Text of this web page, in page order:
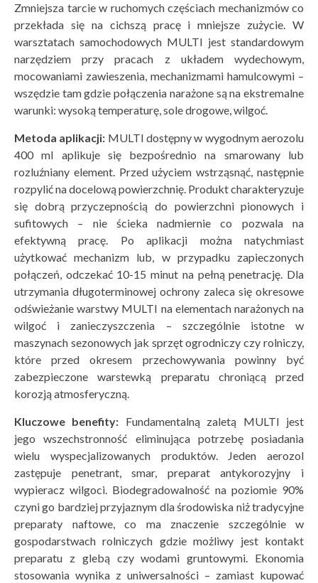
Zmniejsza tarcie w ruchomych częściach mechanizmów co
przekłada się na cichszą pracę i mniejsze zużycie. W
warsztatach samochodowych MULTI jest standardowym
narzędziem przy pracach z układem wydechowym,
mocowaniami zawieszenia, mechanizmami hamulcowymi –
wszędzie tam gdzie połączenia narażone są na ekstremalne
warunki: wysoką temperaturę, sole drogowe, wilgoć.
Metoda aplikacji: MULTI dostępny w wygodnym aerozolu
400 ml aplikuje się bezpośrednio na smarowany lub
rozluźniany element. Przed użyciem wstrząsnąć, następnie
rozpylić na docelową powierzchnię. Produkt charakteryzuje
się dobrą przyczepnością do powierzchni pionowych i
sufitowych – nie ścieka nadmiernie co pozwala na
efektywną pracę. Po aplikacji można natychmiast
użytkować mechanizm lub, w przypadku zapieczonych
połączeń, odczekać 10-15 minut na pełną penetrację. Dla
utrzymania długoterminowej ochrony zaleca się okresowe
odświeżanie warstwy MULTI na elementach narażonych na
wilgoć i zanieczyszczenia – szczególnie istotne w
maszynach sezonowych jak sprzęt ogrodniczy czy rolniczy,
które przed okresem przechowywania powinny być
zabezpieczone warstewką preparatu chroniącą przed
korozją atmosferyczną.
Kluczowe benefity: Fundamentalną zaletą MULTI jest
jego wszechstronność eliminująca potrzebę posiadania
wielu wyspecjalizowanych produktów. Jeden aerozol
zastępuje penetrant, smar, preparat antykorozyjny i
wypieracz wilgoci. Biodegradowalność na poziomie 90%
czyni go bardziej przyjaznym dla środowiska niż tradycyjne
preparaty naftowe, co ma znaczenie szczególnie w
gospodarstwach rolniczych gdzie możliwy jest kontakt
preparatu z glebą czy wodami gruntowymi. Ekonomia
stosowania wynika z uniwersalności – zamiast kupować